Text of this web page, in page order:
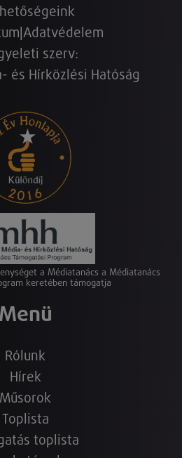
Adatvédelem
szerv:
és Hírközlési Hatóság
a Médiatanács a Médiatanács
keretében támogatja
Menü
Rólunk
Hírek
Műsorok
Toplista
toplista